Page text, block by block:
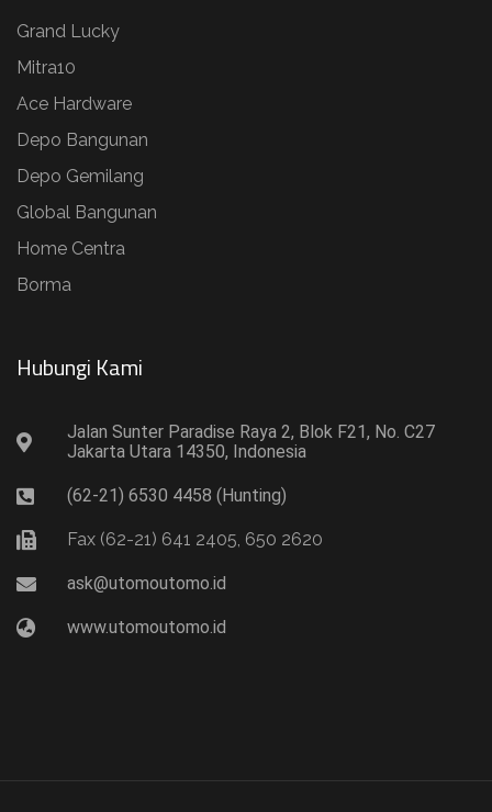
Grand Lucky
Mitra10
Ace Hardware
Depo Bangunan
Depo Gemilang
Global Bangunan
Home Centra
Borma
Hubungi Kami​
Jalan Sunter Paradise Raya 2, Blok F21, No. C27
Jakarta Utara 14350, Indonesia
(62-21) 6530 4458 (Hunting)
Fax (62-21) 641 2405, 650 2620
ask@utomoutomo.id
www.utomoutomo.id